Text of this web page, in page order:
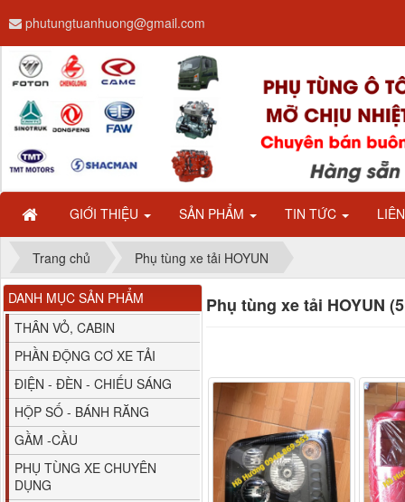
GIỚI THIỆU SẢN PHẨM TIN TỨC
phutungtuanhuong@gmail.com
Trang chủ Phụ tùng xe tải HOYUN
Phụ tùng xe tải HOYUN
DANH MỤC SẢN PHẨM
THÂN VỎ, CABIN
PHẦN ĐỘNG CƠ XE TẢI
ĐIỆN - ĐÈN - CHIẾU SÁNG
HỘP SỐ - BÁNH RĂNG
GẦM -CẦU
PHỤ TÙNG XE CHUYÊN
DỤNG
Dây ga CAMC H08 dài
2.68m
Bình nước phụ
Chenglong hải âu...